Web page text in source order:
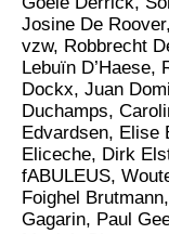
Josine De
vzw, Robbrecht
Lebuïn D’Haese,
Dockx, Juan
Duchamps,
Edvardsen, Elise
Eliceche, Dirk
fABULEUS,
Foighel
Gagarin, Paul